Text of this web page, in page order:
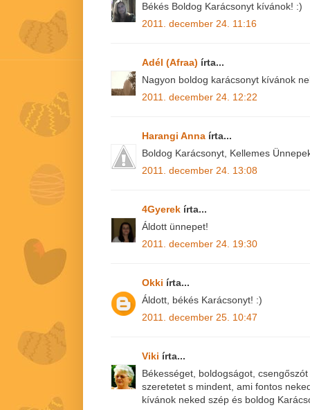
Békés Boldog Karácsonyt kívánok! :)
2011. december 24. 11:16
Adél (Afraa) írta...
Nagyon boldog karácsonyt kívánok
2011. december 24. 12:22
Harangi Anna írta...
Boldog Karácsonyt, Kellemes
2011. december 24. 13:08
4Gyerek írta...
Áldott ünnepet!
2011. december 24. 19:30
Okki írta...
Áldott, békés Karácsonyt! :)
2011. december 25. 10:47
Viki írta...
Békességet, boldogságot,
szeretetet s mindent, ami fontos
kívánok neked szép és boldog